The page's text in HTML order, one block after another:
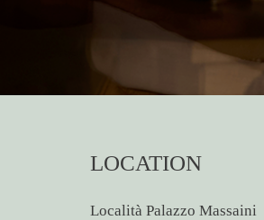
LOCATION
Località Palazzo Massaini